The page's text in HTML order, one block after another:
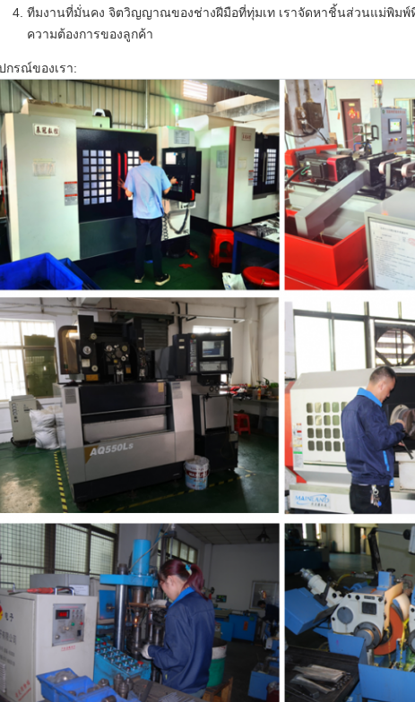
ทีมงานที่มั่นคง จิตวิญญาณของช่างฝีมือที่ทุ่มเท เราจัดหาชิ้นส่วนแม่พิมพ์
ความต้องการของลูกค้า
กรณ์ของเรา: